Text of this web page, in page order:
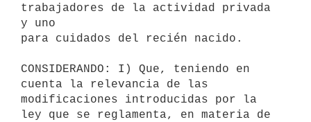
trabajadores de la actividad privada
y uno
para cuidados del recién nacido.
CONSIDERANDO: I) Que, teniendo en
cuenta la relevancia de las
modificaciones introducidas por la
ley que se reglamenta, en materia de